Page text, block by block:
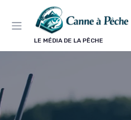
LE MÉDIA DE LA PÊCHE
Panneau de gestion des cookies